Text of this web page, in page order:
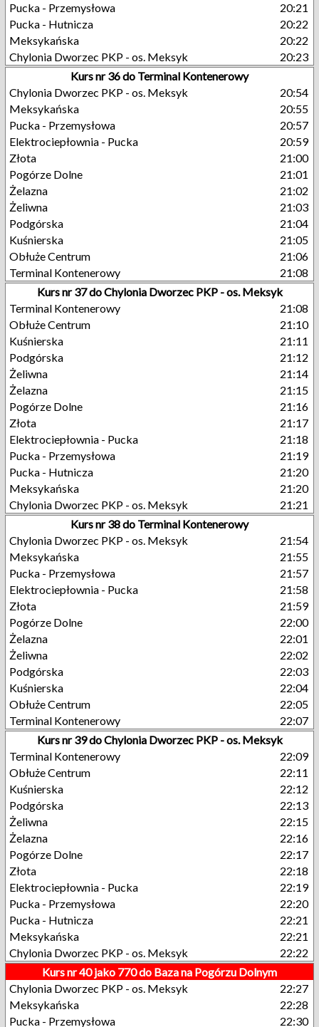
Pucka - Przemysłowa
20:21
Pucka - Hutnicza
20:22
Meksykańska
20:22
Chylonia Dworzec PKP - os. Meksyk
20:23
Kurs nr 36 do Terminal Kontenerowy
Chylonia Dworzec PKP - os. Meksyk
20:54
Meksykańska
20:55
Pucka - Przemysłowa
20:57
Elektrociepłownia - Pucka
20:59
Złota
21:00
Pogórze Dolne
21:01
Żelazna
21:02
Żeliwna
21:03
Podgórska
21:04
Kuśnierska
21:05
Obłuże Centrum
21:06
Terminal Kontenerowy
21:08
Kurs nr 37 do Chylonia Dworzec PKP - os. Meksyk
Terminal Kontenerowy
21:08
Obłuże Centrum
21:10
Kuśnierska
21:11
Podgórska
21:12
Żeliwna
21:14
Żelazna
21:15
Pogórze Dolne
21:16
Złota
21:17
Elektrociepłownia - Pucka
21:18
Pucka - Przemysłowa
21:19
Pucka - Hutnicza
21:20
Meksykańska
21:20
Chylonia Dworzec PKP - os. Meksyk
21:21
Kurs nr 38 do Terminal Kontenerowy
Chylonia Dworzec PKP - os. Meksyk
21:54
Meksykańska
21:55
Pucka - Przemysłowa
21:57
Elektrociepłownia - Pucka
21:58
Złota
21:59
Pogórze Dolne
22:00
Żelazna
22:01
Żeliwna
22:02
Podgórska
22:03
Kuśnierska
22:04
Obłuże Centrum
22:05
Terminal Kontenerowy
22:07
Kurs nr 39 do Chylonia Dworzec PKP - os. Meksyk
Terminal Kontenerowy
22:09
Obłuże Centrum
22:11
Kuśnierska
22:12
Podgórska
22:13
Żeliwna
22:15
Żelazna
22:16
Pogórze Dolne
22:17
Złota
22:18
Elektrociepłownia - Pucka
22:19
Pucka - Przemysłowa
22:20
Pucka - Hutnicza
22:21
Meksykańska
22:21
Chylonia Dworzec PKP - os. Meksyk
22:22
Kurs nr 40 jako 770 do Baza na Pogórzu Dolnym
Chylonia Dworzec PKP - os. Meksyk
22:27
Meksykańska
22:28
Pucka - Przemysłowa
22:30